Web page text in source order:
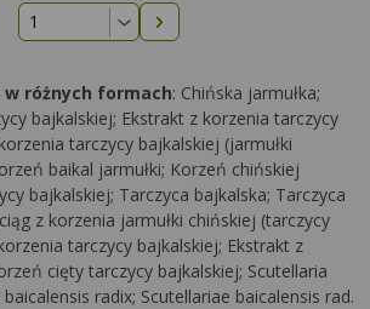
Następna strona
w różnych formach: Chińska jarmułka;
bajkalskiej; Ekstrakt z korzenia tarczycy
tarczycy bajkalskiej (jarmułki
baikal jarmułki; Korzeń chińskiej
bajkalskiej; Tarczyca bajkalska; Tarczyca
z korzenia jarmułki chińskiej (tarczycy
tarczycy bajkalskiej; Ekstrakt z
cięty tarczycy bajkalskiej; Scutellaria
radix; Scutellariae baicalensis rad.